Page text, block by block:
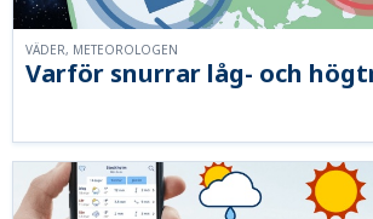
Varför snurrar låg- och
VÄDER, METEOROLOGEN